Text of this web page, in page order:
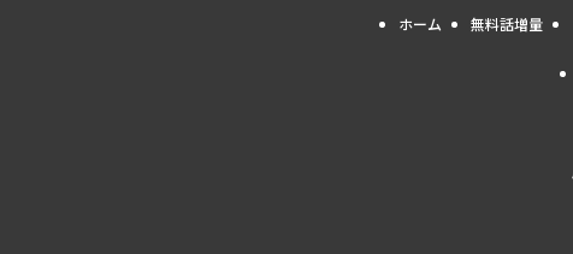
ホーム 無料話増量